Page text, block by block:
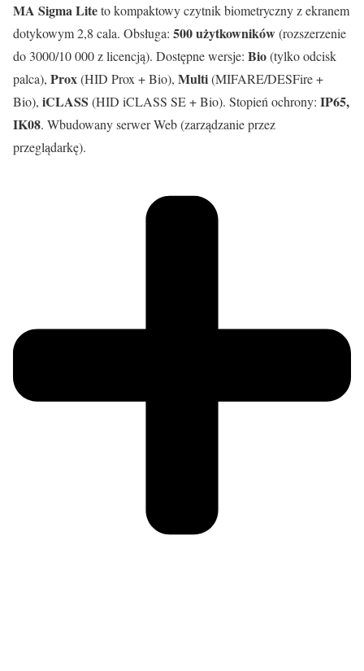
MA Sigma Liteto kompaktowy czytnik biometryczny z ekranem
dotykowym 2,8 cala. Obsługa: 500 użytkowników(rozszerzenie
do 3000/10 000 z licencją). Dostępne wersje: Bio(tylko odcisk
palca), Prox(HID Prox + Bio), Multi(MIFARE/DESFire +
Bio), iCLASS (HID iCLASS SE + Bio). Stopień ochrony: IP65,
IK08. Wbudowany serwer Web (zarządzanie przez
przeglądarkę).